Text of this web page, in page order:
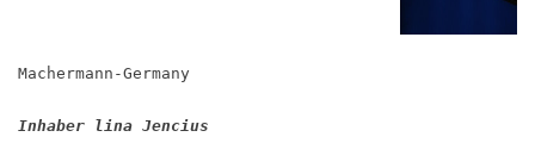
Machermann-Germany
Inhaber lina Jencius